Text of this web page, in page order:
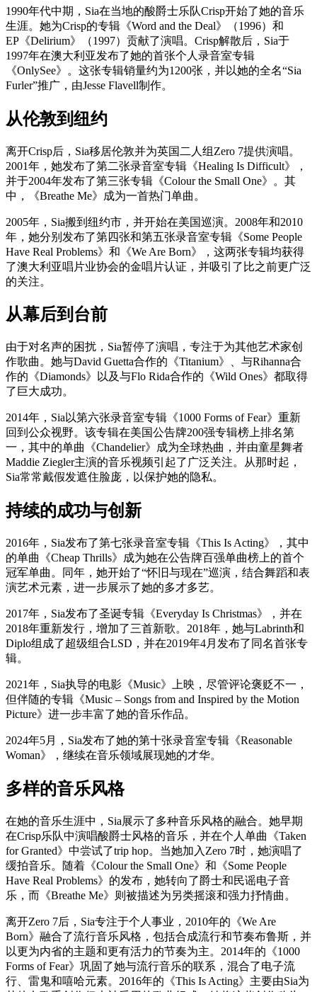
1990年代中期，Sia在当地的酸爵士乐队Crisp开始了她的音乐
生涯。她为Crisp的专辑《Word and the Deal》（1996）和
EP《Delirium》（1997）贡献了演唱。Crisp解散后，Sia于
1997年在澳大利亚发布了她的首张个人录音室专辑
《OnlySee》。这张专辑销量约为1200张，并以她的全名“Sia
Furler”推广，由Jesse Flavell制作。
从伦敦到纽约
离开Crisp后，Sia移居伦敦并为英国二人组Zero 7提供演唱。
2001年，她发布了第二张录音室专辑《Healing Is Difficult》，
并于2004年发布了第三张专辑《Colour the Small One》。其
中，《Breathe Me》成为一首热门单曲。
2005年，Sia搬到纽约市，并开始在美国巡演。2008年和2010
年，她分别发布了第四张和第五张录音室专辑《Some People
Have Real Problems》和《We Are Born》，这两张专辑均获得
了澳大利亚唱片业协会的金唱片认证，并吸引了比之前更广泛
的关注。
从幕后到台前
由于对名声的困扰，Sia暂停了演唱，专注于为其他艺术家创
作歌曲。她与David Guetta合作的《Titanium》、与Rihanna合
作的《Diamonds》以及与Flo Rida合作的《Wild Ones》都取得
了巨大成功。
2014年，Sia以第六张录音室专辑《1000 Forms of Fear》重新
回到公众视野。该专辑在美国公告牌200强专辑榜上排名第
一，其中的单曲《Chandelier》成为全球热曲，并由童星舞者
Maddie Ziegler主演的音乐视频引起了广泛关注。从那时起，
Sia常常戴假发遮住脸庞，以保护她的隐私。
持续的成功与创新
2016年，Sia发布了第七张录音室专辑《This Is Acting》，其中
的单曲《Cheap Thrills》成为她在公告牌百强单曲榜上的首个
冠军单曲。同年，她开始了“怀旧与现在”巡演，结合舞蹈和表
演艺术元素，进一步展示了她的多才多艺。
2017年，Sia发布了圣诞专辑《Everyday Is Christmas》，并在
2018年重新发行，增加了三首新歌。2018年，她与Labrinth和
Diplo组成了超级组合LSD，并在2019年4月发布了同名首张专
辑。
2021年，Sia执导的电影《Music》上映，尽管评论褒贬不一，
但伴随的专辑《Music – Songs from and Inspired by the Motion
Picture》进一步丰富了她的音乐作品。
2024年5月，Sia发布了她的第十张录音室专辑《Reasonable
Woman》，继续在音乐领域展现她的才华。
多样的音乐风格
在她的音乐生涯中，Sia展示了多种音乐风格的融合。她早期
在Crisp乐队中演唱酸爵士风格的音乐，并在个人单曲《Taken
for Granted》中尝试了trip hop。当她加入Zero 7时，她演唱了
缓拍音乐。随着《Colour the Small One》和《Some People
Have Real Problems》的发布，她转向了爵士和民谣电子音
乐，而《Breathe Me》则被描述为另类摇滚和强力抒情曲。
离开Zero 7后，Sia专注于个人事业，2010年的《We Are
Born》融合了流行音乐风格，包括合成流行和节奏布鲁斯，并
以更为内省的主题和更有活力的节奏为主。2014年的《1000
Forms of Fear》巩固了她与流行音乐的联系，混合了电子流
行、雷鬼和嘻哈元素。2016年的《This Is Acting》主要由Sia为